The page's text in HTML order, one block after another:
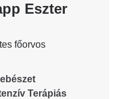
Eszter
főorvos
Terápiás